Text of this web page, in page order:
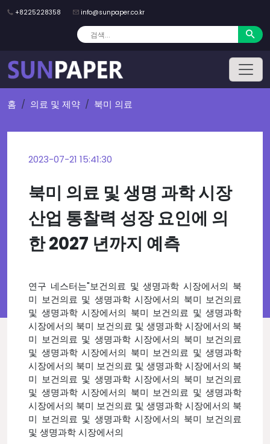
+8225228358 info@sunpaper.co.kr
홈 의료 및 제약 북미 의료
2023-07-21 15:41:30
북미 의료 및 생명 과학 시장
산업 통찰력 성장 요인에 의
한 2027 년까지 예측
연구 네스터는"보건의료 및 생명과학 시장에서의 북
미 보건의료 및 생명과학 시장에서의 북미 보건의료
및 생명과학 시장에서의 북미 보건의료 및 생명과학
시장에서의 북미 보건의료 및 생명과학 시장에서의 북
미 보건의료 및 생명과학 시장에서의 북미 보건의료
및 생명과학 시장에서의 북미 보건의료 및 생명과학
시장에서의 북미 보건의료 및 생명과학 시장에서의 북
미 보건의료 및 생명과학 시장에서의 북미 보건의료
및 생명과학 시장에서의 북미 보건의료 및 생명과학
시장에서의 북미 보건의료 및 생명과학 시장에서의 북
미 보건의료 및 생명과학 시장에서의 북미 보건의료
및 생명과학 시장에서의